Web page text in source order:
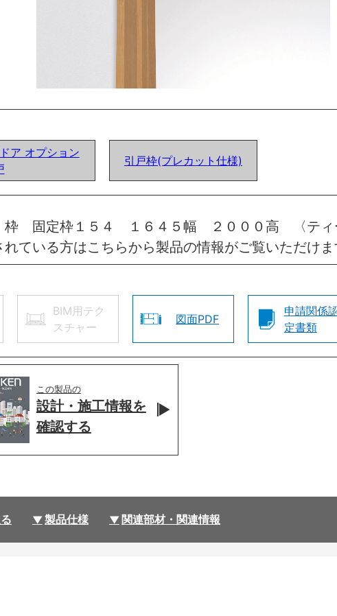
ア オプション
引戸枠(プレカット仕様)
固定枠１５４ １６４５幅 ２０００高 〈テ
ている方はこちらから製品の情報がご覧いただけま
BIM用テク
スチャー
図面PDF
申請関係
定書類
この製品の
設計・施工情報を
確認する
製品仕様 関連部材・関連情報